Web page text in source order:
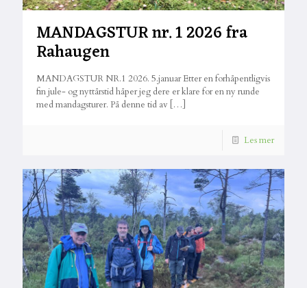
MANDAGSTUR nr. 1 2026 fra
Rahaugen
MANDAGSTUR NR.1 2026. 5.januar Etter en forhåpentligvis
fin jule- og nyttårstid håper jeg dere er klare for en ny runde
med mandagsturer. På denne tid av […]
Les mer